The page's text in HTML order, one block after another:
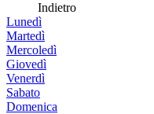
Indietro
Lunedì
Martedì
Mercoledì
Giovedì
Venerdì
Sabato
Domenica